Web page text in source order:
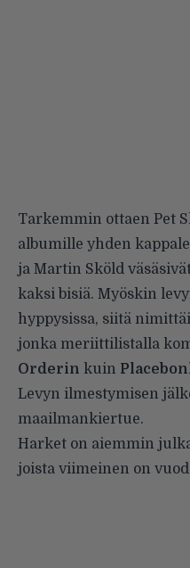
Tarkemmin ottaen Pet
albumille yhden
ja Martin Sköld
kaksi bisiä. Myöskin
hyppysissa, siitä
jonka meriittilistalla
Orderin kuin
Levyn ilmestymisen
maailmankiertue.
Harket on aiemmin
joista viimeinen on